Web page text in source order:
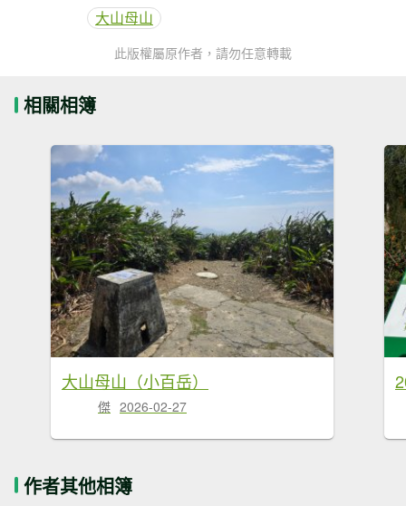
大山母山
此版權屬原作者，請勿任意轉載
相關相簿
大山母山（小百岳）
傑 2026-02-27
作者其他相簿